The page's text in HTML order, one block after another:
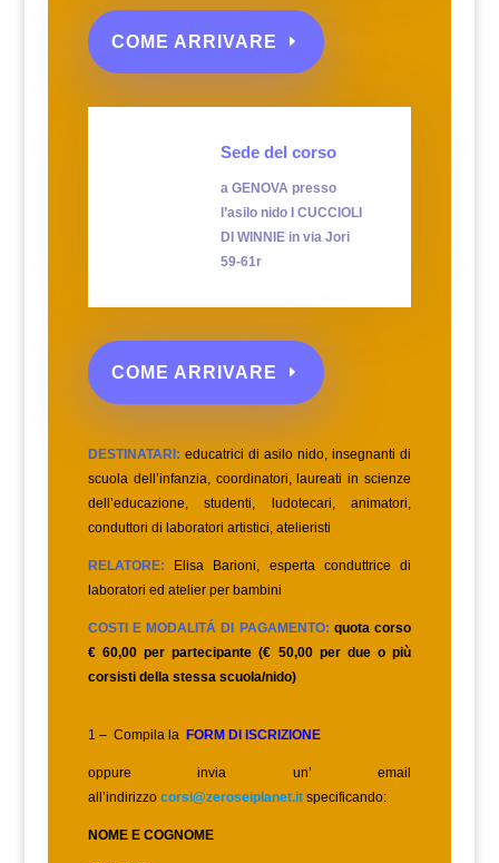
COME ARRIVARE
Sede del corso
a GENOVA presso
l’asilo nido I CUCCIOLI
DI WINNIE in via Jori
59-61r
COME ARRIVARE
DESTINATARI: educatrici di asilo nido, insegnanti di
scuola dell’infanzia, coordinatori, laureati in scienze
dell’educazione, studenti, ludotecari, animatori,
conduttori di laboratori artistici, atelieristi
RELATORE: Elisa Barioni, esperta conduttrice di
laboratori ed atelier per bambini
COSTI E MODALITÁ DI PAGAMENTO: quota corso
€ 60,00 per partecipante (€ 50,00 per due o più
corsisti della stessa scuola/nido)
1 – Compila la FORM DI ISCRIZIONE
oppure invia un’ email
all’indirizzo corsi@zeroseiplanet.itspecificando:
NOME E COGNOME